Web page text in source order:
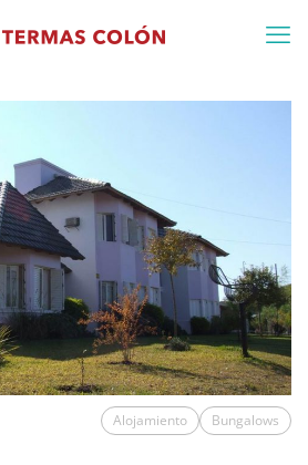
Alojamiento Bungalows